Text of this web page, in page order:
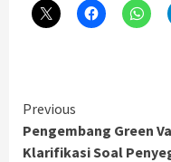
Continue
Reading
Previous
Pengembang Green
Klarifikasi Soal